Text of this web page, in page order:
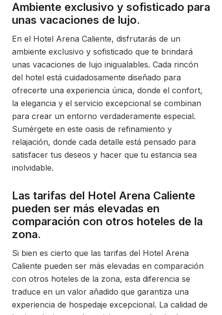
Ambiente exclusivo y sofisticado para
unas vacaciones de lujo.
En el Hotel Arena Caliente, disfrutarás de un
ambiente exclusivo y sofisticado que te brindará
unas vacaciones de lujo inigualables. Cada rincón
del hotel está cuidadosamente diseñado para
ofrecerte una experiencia única, donde el confort,
la elegancia y el servicio excepcional se combinan
para crear un entorno verdaderamente especial.
Sumérgete en este oasis de refinamiento y
relajación, donde cada detalle está pensado para
satisfacer tus deseos y hacer que tu estancia sea
inolvidable.
Las tarifas del Hotel Arena Caliente
pueden ser más elevadas en
comparación con otros hoteles de la
zona.
Si bien es cierto que las tarifas del Hotel Arena
Caliente pueden ser más elevadas en comparación
con otros hoteles de la zona, esta diferencia se
traduce en un valor añadido que garantiza una
experiencia de hospedaje excepcional. La calidad de